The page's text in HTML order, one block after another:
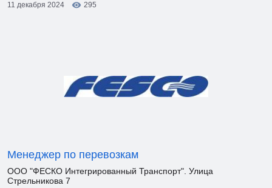
11 декабря 2024
295
Менеджер по перевозкам
ООО "ФЕСКО Интегрированный Транспорт". Улица
Стрельникова 7